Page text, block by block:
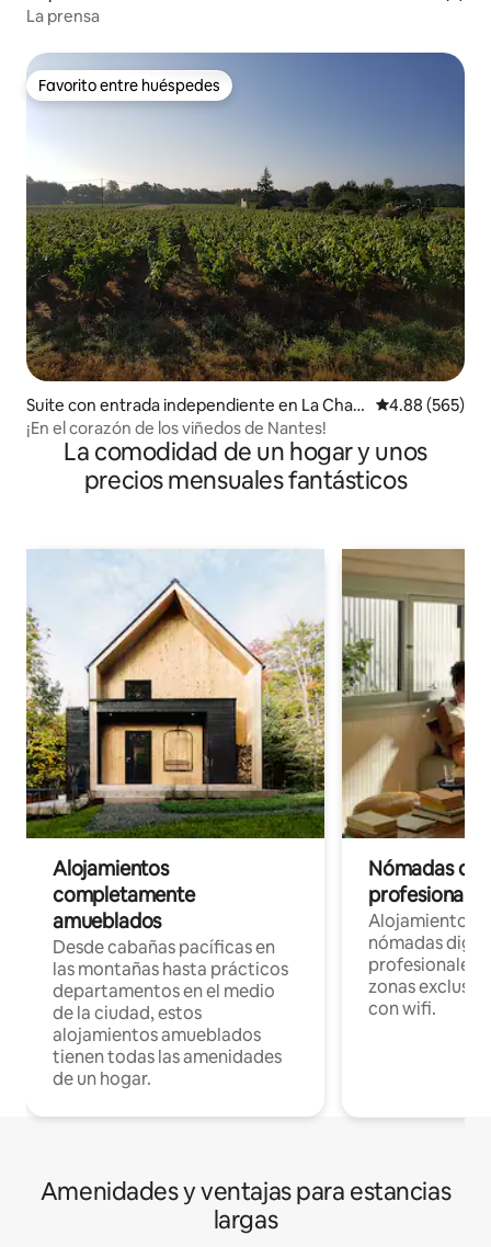
La prensa
Favorito entre huéspedes
Favorito entre huéspedes
Suite con entrada independiente en La Chap
elle-Heulin
Calificación
4.88 (565)
¡En el corazón de los viñedos de Nantes!
La comodidad de un hogar y unos
precios mensuales fantásticos
Alojamientos
completamente
amueblados
Desde cabañas pacíficas en
las montañas hasta prácticos
departamentos en el medio
de la ciudad, estos
alojamientos amueblados
tienen todas las amenidades
de un hogar.
Nómadas
Alojamientos
nómadas
profesionales
zonas
con wifi.
Amenidades y ventajas para estancias
largas